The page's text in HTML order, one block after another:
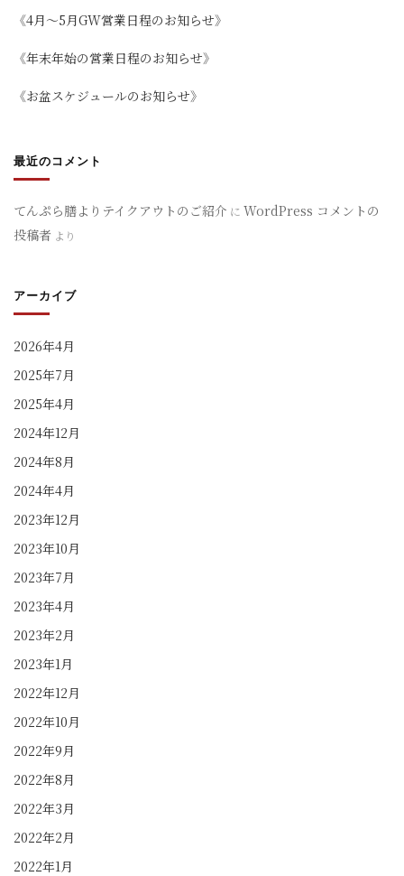
《4月～5月GW営業日程のお知らせ》
《年末年始の営業日程のお知らせ》
《お盆スケジュールのお知らせ》
最近のコメント
てんぷら膳よりテイクアウトのご紹介 に WordPress コメントの
投稿者 より
アーカイブ
2026年4月
2025年7月
2025年4月
2024年12月
2024年8月
2024年4月
2023年12月
2023年10月
2023年7月
2023年4月
2023年2月
2023年1月
2022年12月
2022年10月
2022年9月
2022年8月
2022年3月
2022年2月
2022年1月